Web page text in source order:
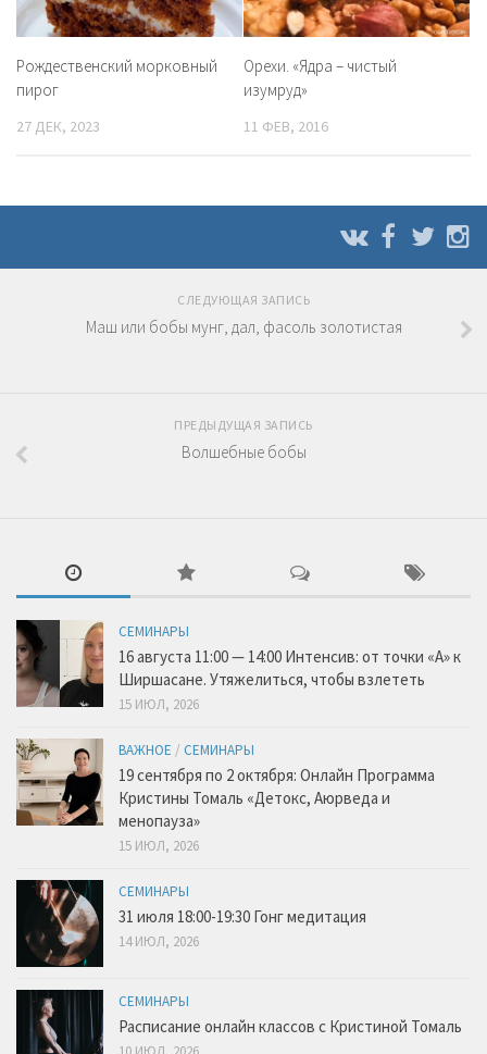
Рождественский морковный
пирог
27 ДЕК, 2023
Орехи. «Ядра – чистый
изумруд»
11 ФЕВ, 2016
СЛЕДУЮЩАЯ ЗАПИСЬ
Маш или бобы мунг, дал, фасоль золотистая
ПРЕДЫДУЩАЯ ЗАПИСЬ
Волшебные бобы
СЕМИНАРЫ
16 августа 11:00 — 14:00 Интенсив: от точки «А» к
Ширшасане. Утяжелиться, чтобы взлететь
15 ИЮЛ, 2026
ВАЖНОЕ / СЕМИНАРЫ
19 сентября по 2 октября: Онлайн Программа
Кристины Томаль «Детокс, Аюрведа и
менопауза»
15 ИЮЛ, 2026
СЕМИНАРЫ
31 июля 18:00-19:30 Гонг медитация
14 ИЮЛ, 2026
СЕМИНАРЫ
Расписание онлайн классов с Кристиной Томаль